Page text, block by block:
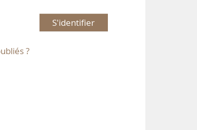
S'identifier
?